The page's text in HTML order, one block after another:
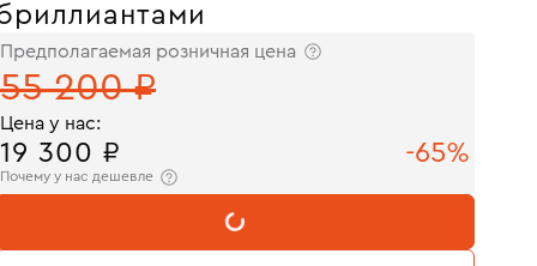
Предполагаемая розничная цена
55 200 ₽
Цена у нас:
19 300 ₽ -65%
Почему у нас дешевле
В КОРЗИНУ